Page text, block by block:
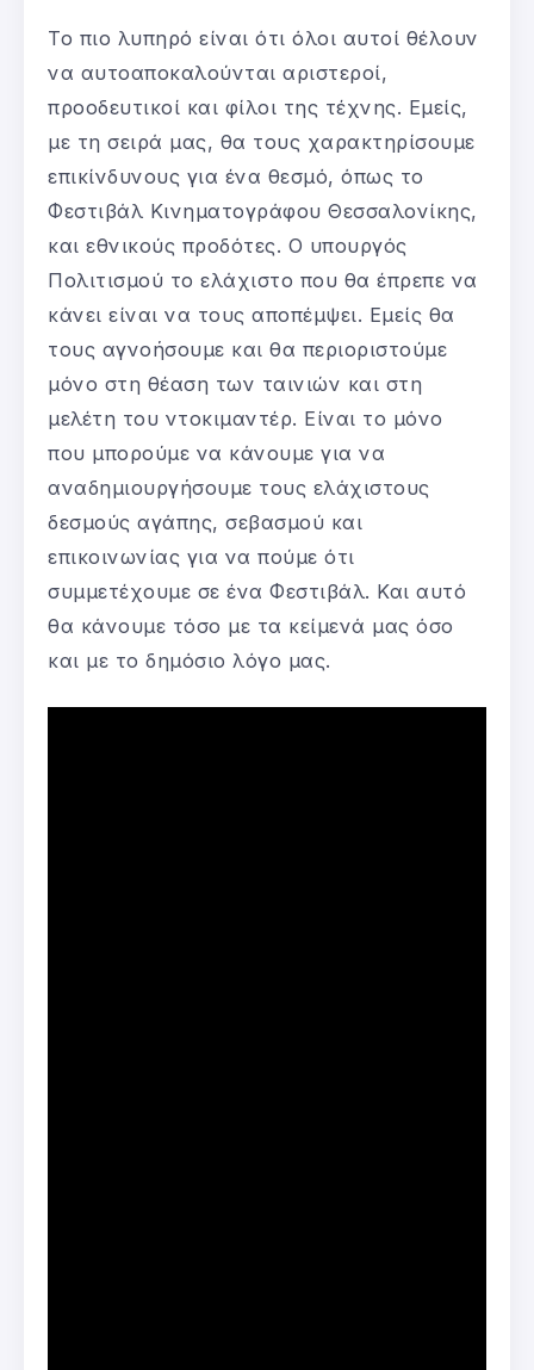
Το πιο λυπηρό είναι ότι όλοι αυτοί θέλουν
να αυτοαποκαλούνται αριστεροί,
προοδευτικοί και φίλοι της τέχνης. Εμείς,
με τη σειρά μας, θα τους χαρακτηρίσουμε
επικίνδυνους για ένα θεσμό, όπως το
Φεστιβάλ Κινηματογράφου Θεσσαλονίκης,
και εθνικούς προδότες. Ο υπουργός
Πολιτισμού το ελάχιστο που θα έπρεπε να
κάνει είναι να τους αποπέμψει. Εμείς θα
τους αγνοήσουμε και θα περιοριστούμε
μόνο στη θέαση των ταινιών και στη
μελέτη του ντοκιμαντέρ. Είναι το μόνο
που μπορούμε να κάνουμε για να
αναδημιουργήσουμε τους ελάχιστους
δεσμούς αγάπης, σεβασμού και
επικοινωνίας για να πούμε ότι
συμμετέχουμε σε ένα Φεστιβάλ. Και αυτό
θα κάνουμε τόσο με τα κείμενά μας όσο
και με το δημόσιο λόγο μας.